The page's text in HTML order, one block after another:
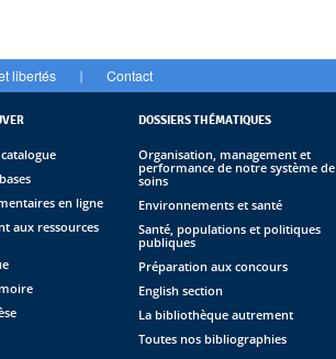
libertés | Contact
en ligne
aux ressources
DOSSIERS THÉMATIQUES
Organisation, management et
performance de notre système de
soins
Environnements et santé
Santé, populations et politiques
publiques
Préparation aux concours
English section
La bibliothèque autrement
Toutes nos bibliographies